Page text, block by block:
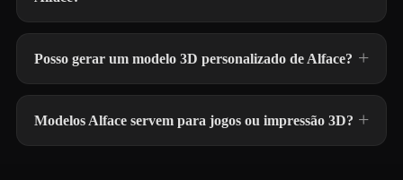
Posso gerar um modelo 3D personalizado de Alface?
Modelos Alface servem para jogos ou impressão 3D?